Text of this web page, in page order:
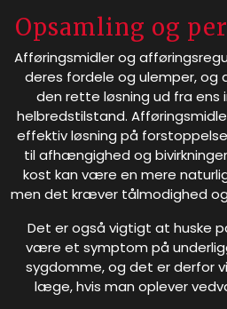
Opsamling og
Afføringsmidler og
deres fordele og ulemper,
den rette løsning ud fra ens
helbredstilstand.
effektiv løsning på
til afhængighed og
kost kan være en mere
men det kræver tålmodighed
Det er også vigtigt at huske
være et symptom på
sygdomme, og det er derfor
læge, hvis man oplever